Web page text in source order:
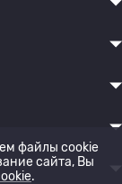
файлы cookie
сайта, Вы
.